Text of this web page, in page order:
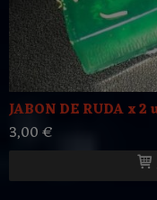
JABON DE RUDA x 2
3,00 €